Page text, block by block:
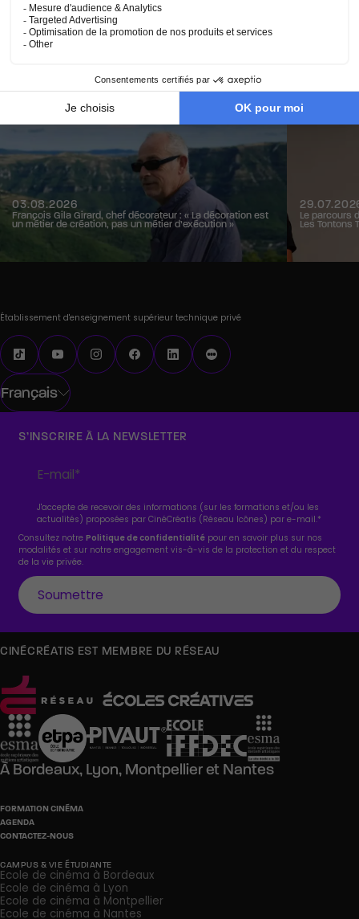
Les dernières news
03.08.2026
François Gila Girard, chef décorateur : « La décoration est
un métier de création, pas un métier d’exécution »
Le parcours
Les Tontons
Établissement d'enseignement supérieur technique privé
Français
S’INSCRIRE À LA NEWSLETTER
J'accepte de recevoir des informations (sur les formations et/ou les
actualités) proposées par CinéCréatis (Réseau Icônes) par e-mail.*
Consultez notrePolitique de confidentialité pour en savoir plus sur nos
modalités et sur notre engagement vis-à-vis de la protection et du respect
de la vie privée.
CINÉCRÉATIS EST MEMBRE DU RÉSEAU
À Bordeaux, Lyon, Montpellieret Nantes
FORMATION CINÉMA
AGENDA
CONTACTEZ-NOUS
CAMPUS & VIE ÉTUDIANTE
Ecole de cinéma à Bordeaux
Ecole de cinéma à Lyon
Ecole de cinéma à Montpellier
Ecole de cinéma à Nantes